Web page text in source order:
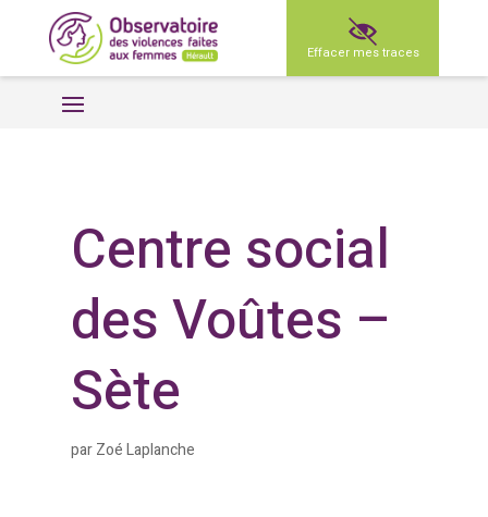
Effacer mes traces
Centre social
des Voûtes –
Sète
parZoé Laplanche